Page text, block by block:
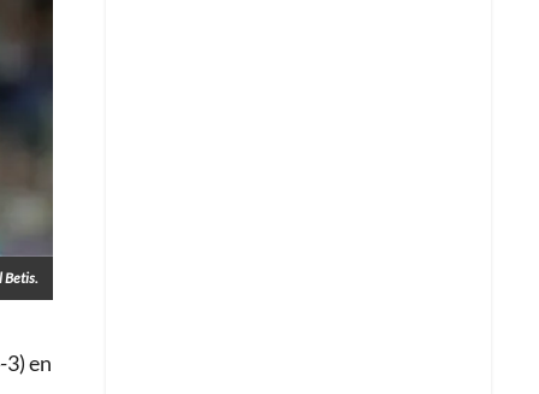
Betis.
en